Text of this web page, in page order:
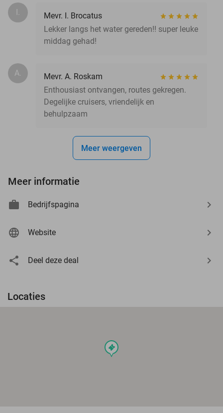
I.
Mevr. I. Brocatus
Lekker langs het water gereden!! super leuke
middag gehad!
A.
Mevr. A. Roskam
Enthousiast ontvangen, routes gekregen.
Degelijke cruisers, vriendelijk en
behulpzaam
Meer weergeven
Meer informatie
Bedrijfspagina
Website
Deel deze deal
Locaties
events